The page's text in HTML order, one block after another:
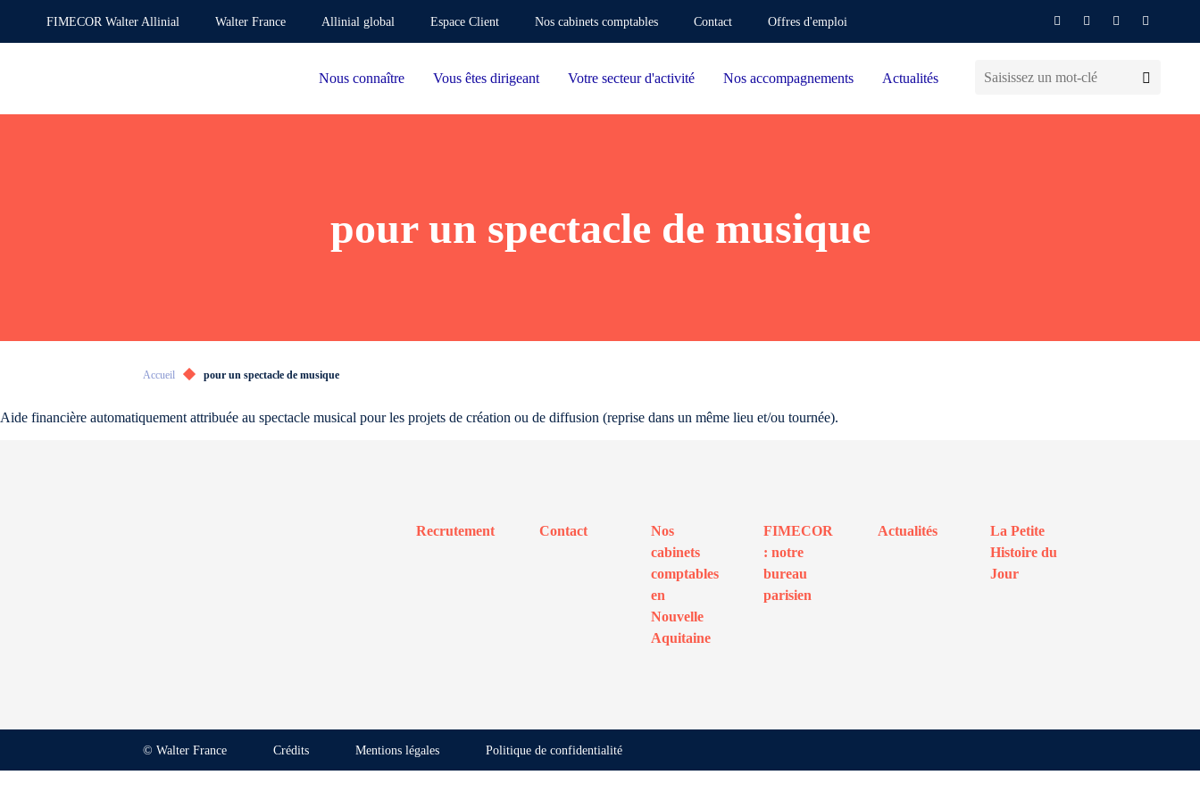
FIMECOR Walter Allinial Walter France Allinial global Espace Client Nos cabinets comptables Contact Offres d'emploi
Nous connaître Vous êtes dirigeant Votre secteur d'activité Nos accompagnements Actualités
pour un spectacle de musique
Accueil pour un spectacle de musique
Aide financière automatiquement attribuée au spectacle musical pour les projets de création ou de diffusion (reprise dans un même lieu et/ou tournée).
Recrutement Contact
Nos
cabinets
comptables
en
Nouvelle
Aquitaine
FIMECOR
: notre
bureau
parisien
Actualités
La Petite
Histoire du
Jour
© Walter France Crédits Mentions légales Politique de confidentialité